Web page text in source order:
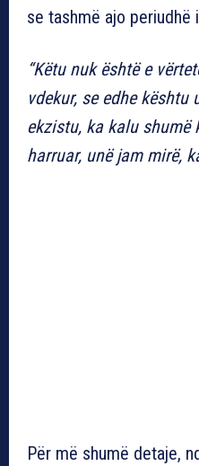
se tashmë ajo periudhë
“Këtu nuk është e
vdekur, se edhe
ekzistu, ka kalu shumë
harruar, unë jam mirë,
Për më shumë detaje,